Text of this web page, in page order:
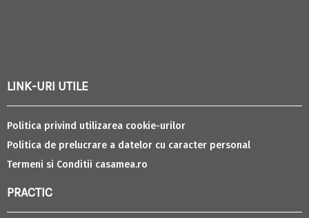
LINK-URI UTILE
Politica privind utilizarea cookie-urilor
Politica de prelucrare a datelor cu caracter personal
Termeni si Conditii casamea.ro
PRACTIC